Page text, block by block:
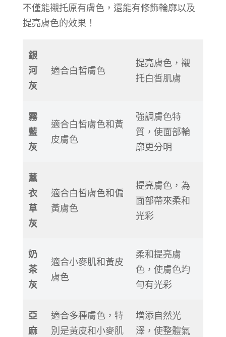
不僅能襯托原有膚色，還能有修飾輪廓以及
提亮膚色的效果！
銀
河
灰
適合白皙膚色
提亮膚色，襯
托白皙肌膚
霧
藍
灰
適合白皙膚色和黃
皮膚色
強調膚色特
質，使面部輪
廓更分明
薰
衣
草
灰
適合白皙膚色和偏
黃膚色
提亮膚色，為
面部帶來柔和
光彩
奶
茶
灰
適合小麥肌和黃皮
膚色
柔和提亮膚
色，使膚色均
勻有光彩
亞
麻
適合多種膚色，特
別是黃皮和小麥肌
增添自然光
澤，使整體氣